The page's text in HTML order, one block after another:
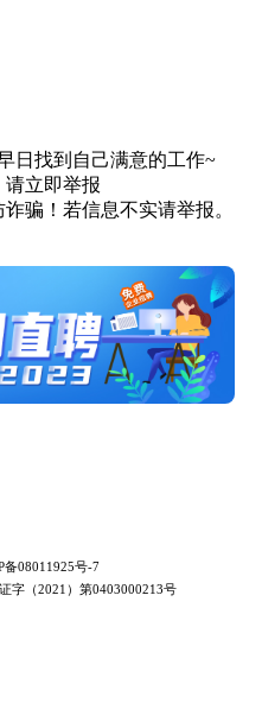
日找到自己满意的工作~
请立即举报
骗！若信息不实请举报。
备08011925号-7
字（2021）第0403000213号